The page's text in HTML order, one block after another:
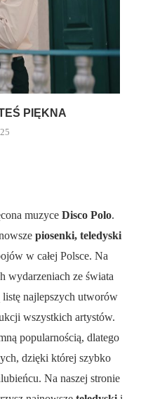
PIĘKNA
muzyce Disco Polo.
piosenki, teledyski
w całej Polsce. Na
wydarzeniach ze świata
najlepszych utworów
wszystkich artystów.
popularnością, dlatego
dzięki której szybko
Na naszej stronie